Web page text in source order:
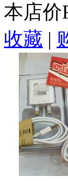
本店价
收藏 |